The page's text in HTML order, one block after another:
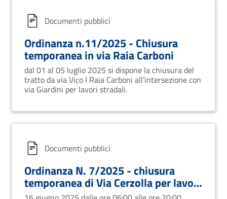
Documenti pubblici
Ordinanza n.11/2025 - Chiusura
temporanea in via Raia Carboni
dal 01 al 05 luglio 2025 si dispone la chiusura del
tratto da via Vico I Raia Carboni all’intersezione con
via Giardini per lavori stradali.
Documenti pubblici
Ordinanza N. 7/2025 - chiusura
temporanea di Via Cerzolla per lavori
stradali